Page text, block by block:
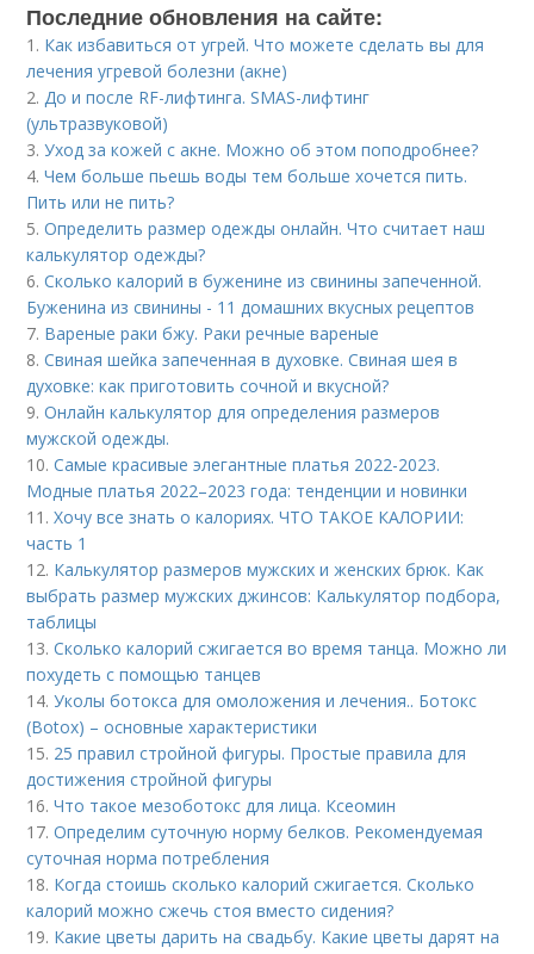
Последние обновления на сайте:
1. Как избавиться от угрей. Что можете сделать вы для
лечения угревой болезни (акне)
2.До и после RF-лифтинга. SMAS-лифтинг
(ультразвуковой)
3.Уход за кожей с акне. Можно об этом поподробнее?
4.Чем больше пьешь воды тем больше хочется пить.
Пить или не пить?
5.Определить размер одежды онлайн. Что считает наш
калькулятор одежды?
6.Сколько калорий в буженине из свинины запеченной.
Буженина из свинины - 11 домашних вкусных рецептов
7. Вареные раки бжу. Раки речные вареные
8.Свиная шейка запеченная в духовке. Свиная шея в
духовке: как приготовить сочной и вкусной?
9.Онлайн калькулятор для определения размеров
мужской одежды.
10.Самые красивые элегантные платья 2022-2023.
Модные платья 2022–2023 года: тенденции и новинки
11.Хочу все знать о калориях. ЧТО ТАКОЕ КАЛОРИИ:
часть 1
12. Калькулятор размеров мужских и женских брюк. Как
выбрать размер мужских джинсов: Калькулятор подбора,
таблицы
13.Сколько калорий сжигается во время танца. Можно ли
похудеть с помощью танцев
14.Уколы ботокса для омоложения и лечения.. Ботокс
(Botox) – основные характеристики
15. 25 правил стройной фигуры. Простые правила для
достижения стройной фигуры
16.Что такое мезоботокс для лица. Ксеомин
17.Определим суточную норму белков. Рекомендуемая
суточная норма потребления
18. Когда стоишь сколько калорий сжигается. Сколько
калорий можно сжечь стоя вместо сидения?
19. Какие цветы дарить на свадьбу. Какие цветы дарят на